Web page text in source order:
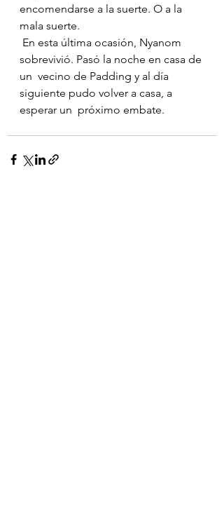
encomendarse a la suerte. O a la
mala suerte.
sobrevivió. Pasó la noche en casa de
un  vecino de Padding y al día
siguiente pudo volver a casa, a
esperar un  próximo embate.